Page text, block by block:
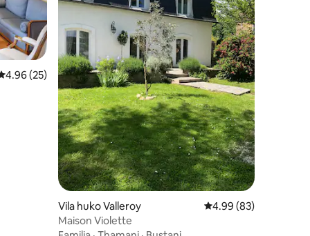
25 wa wastani wa 4.96 kati ya 5, tathmini 25
4.96 (25)
Vila huko Valleroy Ukadiriaji wa wastani
4.99 (83)
Maison Violette